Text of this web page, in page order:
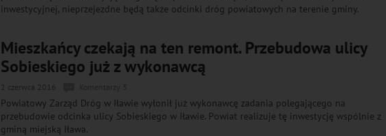
inwestycyjnej, nieprzejezdne będą także odcinki dróg powiatowych na terenie gminy.
Mieszkańcy czekają na ten remont. Przebudowa ulicy
Sobieskiego już z wykonawcą
2 czerwca 2016
Powiatowy Zarząd Dróg w Iławie wyłonił już wykonawcę zadania polegającego na
przebudowie odcinka ulicy Sobieskiego w Iławie. Powiat realizuje tę inwestycję wspólnie z
gminą miejską Iława.